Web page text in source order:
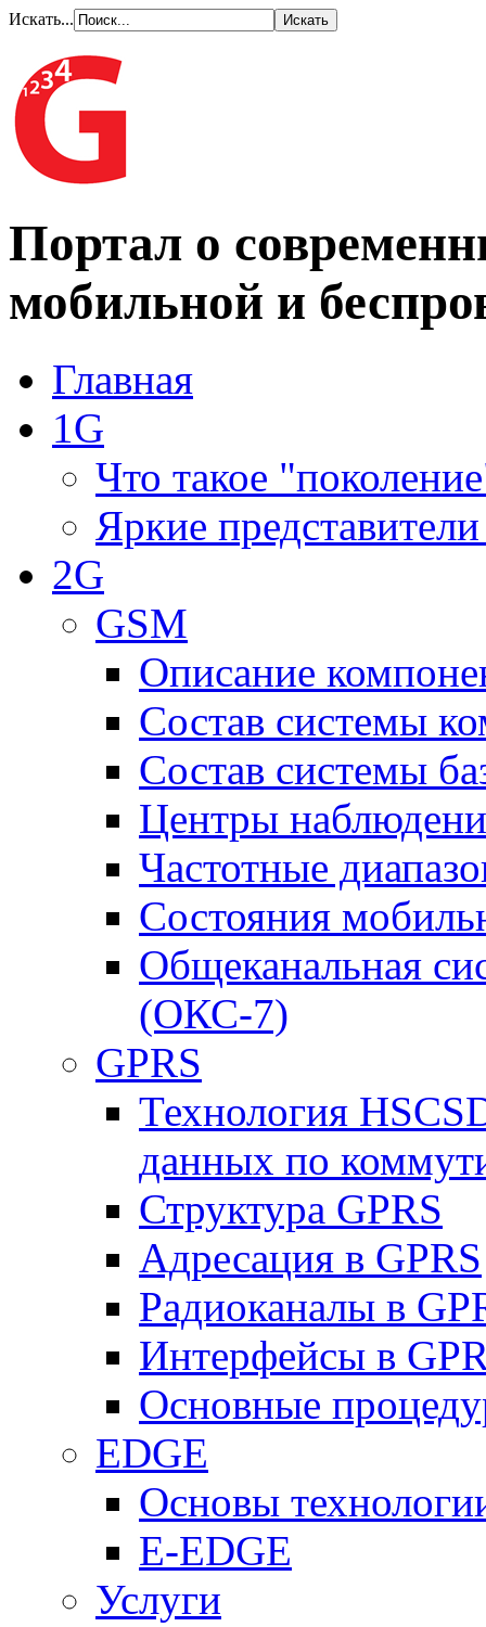
Искать...
Портал о
мобильной и
Главная
1G
Что такое
Яркие
2G
GSM
Описание
Состав системы
Состав системы
Центры
Частотные
Состояния
Общеканальная
(ОКС-7)
GPRS
Технология
данных по
Структура GPRS
Адресация в GPRS
Радиоканалы в
Интерфейсы в
Основные
EDGE
Основы
E-EDGE
Услуги